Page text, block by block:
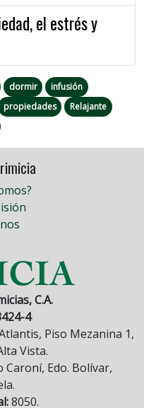
el estrés y
dormir
infusión
propiedades
Relajante
C.A.
4
Piso Mezanina 1,
Vista.
Caroní, Edo. Bolívar,
8050.